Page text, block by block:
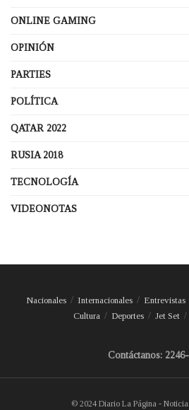
ONLINE GAMING
OPINIÓN
PARTIES
POLÍTICA
QATAR 2022
RUSIA 2018
TECNOLOGÍA
VIDEONOTAS
Nacionales Internacionales Entrevistas
Cultura
Deportes Jet Set
Contáctanos:
© 2024 Diario La Página -